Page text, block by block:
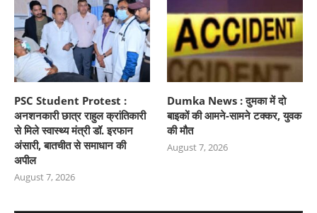
PSC Student Protest :
अनशनकारी छात्र राहुल क्रांतिकारी
से मिले स्वास्थ्य मंत्री डॉ. इरफान
अंसारी, बातचीत से समाधान की
अपील
August 7, 2026
Dumka News : दुमका में दो
बाइकों की आमने-सामने टक्कर, युवक
की मौत
August 7, 2026